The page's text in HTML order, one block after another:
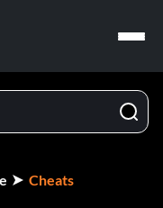
Cheats